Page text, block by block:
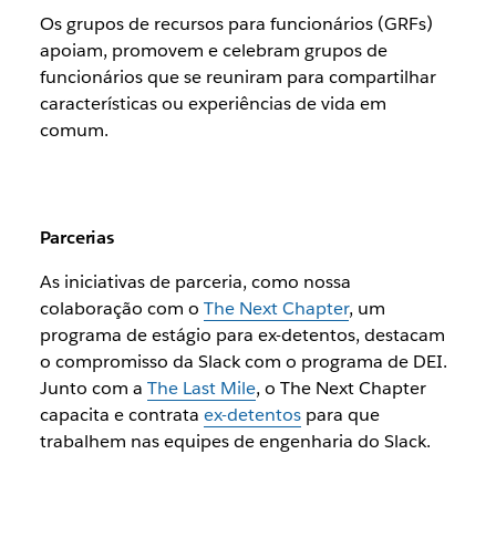
Os grupos de recursos para funcionários (GRFs)
apoiam, promovem e celebram grupos de
funcionários que se reuniram para compartilhar
características ou experiências de vida em
comum.
Parcerias
As iniciativas de parceria, como nossa
colaboração com o The Next Chapter, um
programa de estágio para ex-detentos, destacam
o compromisso da Slack com o programa de DEI.
Junto com a The Last Mile, o The Next Chapter
capacita e contrata ex-detentospara que
trabalhem nas equipes de engenharia do Slack.